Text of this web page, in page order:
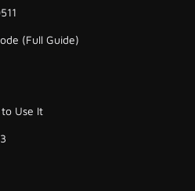
(Full Guide)
Use It